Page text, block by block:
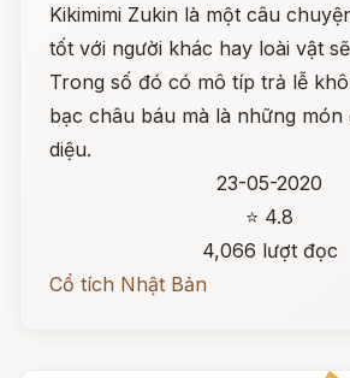
Kikimimi Zukin là một câu
tốt với người khác hay loài vật
Trong số đó có mô típ trả lễ
bạc châu báu mà là những
diệu.
23-05-2020
⭐ 4.8
4,066 lượt đọc
Cổ tích Nhật Bản